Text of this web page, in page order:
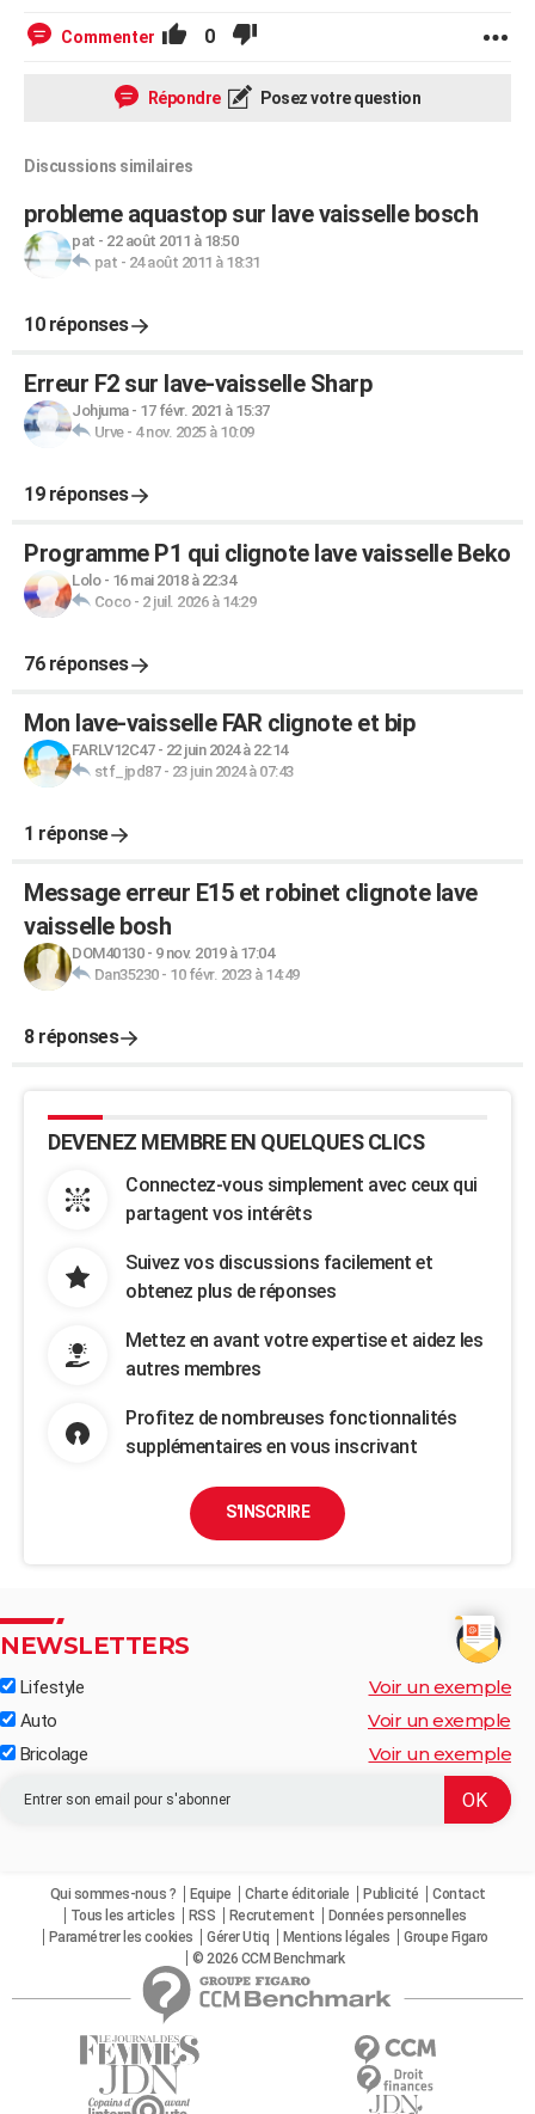
Commenter 0
Répondre Posez votre question
Discussions similaires
probleme aquastop sur lave vaisselle bosch
pat - 22 août 2011 à 18:50
pat - 24 août 2011 à 18:31
10 réponses
Erreur F2 sur lave-vaisselle Sharp
Johjuma- 17 févr. 2021 à 15:37
Urve- 4 nov. 2025 à 10:09
19 réponses
Programme P1 qui clignote lave vaisselle Beko
Lolo- 16 mai 2018 à 22:34
Coco- 2 juil. 2026 à 14:29
76 réponses
Mon lave-vaisselle FAR clignote et bip
FARLV12C47- 22 juin 2024 à 22:14
stf_jpd87- 23 juin 2024 à 07:43
1 réponse
Message erreur E15 et robinet clignote lave
vaisselle bosh
DOM40130- 9 nov. 2019 à 17:04
Dan35230- 10 févr. 2023 à 14:49
8 réponses
DEVENEZ MEMBRE EN QUELQUES CLICS
Connectez-vous simplement avec ceux qui
partagent vos intérêts
Suivez vos discussions facilement et
obtenez plus de réponses
Mettez en avant votre expertise et aidez les
autres membres
Profitez de nombreuses fonctionnalités
supplémentaires en vous inscrivant
S'INSCRIRE
NEWSLETTERS
Lifestyle Voir un exemple
Auto Voir un exemple
Bricolage Voir un exemple
Qui sommes-nous ? Equipe Charte éditoriale Publicité
Contact
Tous les articles
RSS Recrutement
Données personnelles
Paramétrer les cookies
Gérer Utiq Mentions légales
Groupe Figaro
© 2026 CCM Benchmark